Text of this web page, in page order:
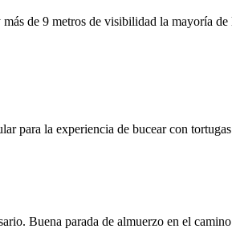
de 9 metros de visibilidad la mayoría
para la experiencia de bucear con
Buena parada de almuerzo en el